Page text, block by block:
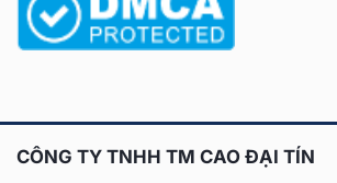
CÔNG TY TNHH TM CAO ĐẠI TÍN